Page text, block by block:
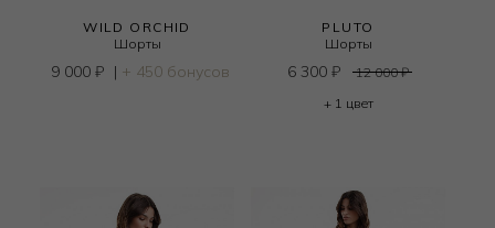
WILD ORCHID
Шорты
9 000 ₽ | + 450 бонусов
PLUTO
Шорты
6 300 ₽ 12 000₽
+ 1 цвет